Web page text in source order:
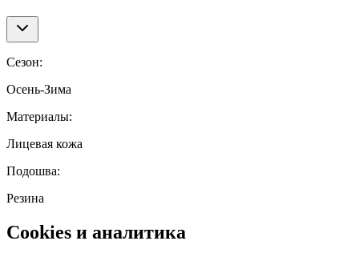
Сезон:
Осень-Зима
Материалы:
Лицевая кожа
Подошва:
Резина
Cookies и аналитика